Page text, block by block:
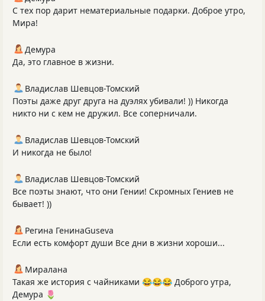
С тех пор дарит нематериальные подарки. Доброе утро,
Мира!
Демура
Да, это главное в жизни.
Владислав Шевцов-Томский
Поэты даже друг друга на дуэлях убивали! )) Никогда
никто ни с кем не дружил. Все соперничали.
Владислав Шевцов-Томский
И никогда не было!
Владислав Шевцов-Томский
Все поэты знают, что они Гении! Скромных Гениев не
бывает! ))
Регина ГенинаGuseva
Если есть комфорт души Все дни в жизни хороши...
Миралана
Такая же история с чайниками 😂😂😂 Доброго утра,
Демура 🌷